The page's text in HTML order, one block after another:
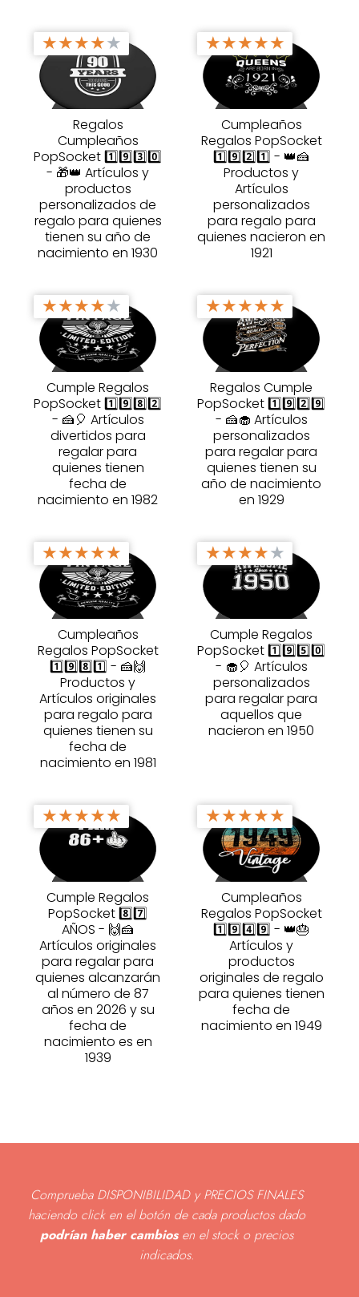
★★★★★
Regalos
Cumpleaños
PopSocket 1️⃣9️⃣3️⃣0️⃣
- 🎁👑 Artículos y
productos
personalizados de
regalo para quienes
tienen su año de
nacimiento en 1930
★★★★★
Cumpleaños
Regalos PopSocket
1️⃣9️⃣2️⃣1️⃣ - 👑🍰
Productos y
Artículos
personalizados
para regalo para
quienes nacieron en
1921
★★★★★
Cumple Regalos
PopSocket 1️⃣9️⃣8️⃣2️⃣
- 🍰🎈 Artículos
divertidos para
regalar para
quienes tienen
fecha de
nacimiento en 1982
★★★★★
Regalos Cumple
PopSocket 1️⃣9️⃣2️⃣9️⃣
- 🍰🧁 Artículos
personalizados
para regalar para
quienes tienen su
año de nacimiento
en 1929
★★★★★
Cumpleaños
Regalos PopSocket
1️⃣9️⃣8️⃣1️⃣ - 🍰🙌
Productos y
Artículos originales
para regalo para
quienes tienen su
fecha de
nacimiento en 1981
★★★★★
Cumple Regalos
PopSocket 1️⃣9️⃣5️⃣0️⃣
- 🧁🎈 Artículos
personalizados
para regalar para
aquellos que
nacieron en 1950
★★★★★
Cumple Regalos
PopSocket 8️⃣7️⃣
AÑOS - 🙌🍰
Artículos originales
para regalar para
quienes alcanzarán
al número de 87
años en 2026 y su
fecha de
nacimiento es en
1939
★★★★★
Cumpleaños
Regalos PopSocket
1️⃣9️⃣4️⃣9️⃣ - 👑🎂
Artículos y
productos
originales de regalo
para quienes tienen
fecha de
nacimiento en 1949
Comprueba DISPONIBILIDAD y PRECIOS FINALES
haciendo click en el botón de cada productos dado
podrían haber cambiosen el stock o precios
indicados.